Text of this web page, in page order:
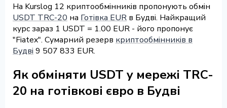
На Kurslog 12 криптообмінників пропонують обмін
USDT TRC-20 на Готівка EUR в Будві. Найкращий
курс зараз 1 USDT = 1.00 EUR - його пропонує
"Fiatex". Сумарний резерв криптообмінників в
Будві 9 507 833 EUR.
Як обміняти USDT у мережі TRC-
20 на готівкові євро в Будві